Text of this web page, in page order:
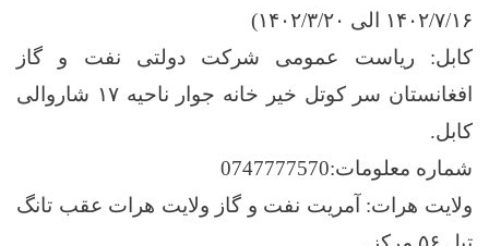
۱۴۰۲/۷/۱۶ الی ۱۴۰۲/۳/۲۰)
کابل: ریاست عمومی شرکت دولتی نفت و گاز
افغانستان سر کوتل خیر خانه جوار ناحیه ۱۷ شاروالی
کابل.
شماره معلومات:0747777570
ولایت هرات: آمریت نفت و گاز ولایت هرات عقب تانگ